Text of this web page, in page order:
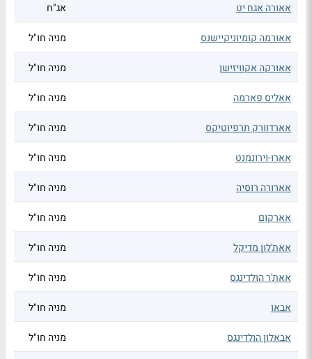
אאורה אגח יט אג"ח
אאורמה קומיוניקיישנס מניה חו"ל
אאורקה אקוויזישן מניה חו"ל
אאליס פארמה מניה חו"ל
אארדוורק תרפיוטיקס מניה חו"ל
אארו-וירונמנט מניה חו"ל
אארורה רוסיה מניה חו"ל
אארקום מניה חו"ל
אאת'לון מדיקל מניה חו"ל
אאת'ר הולדינגס מניה חו"ל
אבאו מניה חו"ל
אבאלון הולדינגס מניה חו"ל